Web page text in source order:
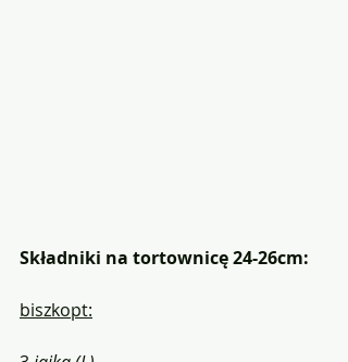
Składniki na tortownicę 24-26cm:
biszkopt: